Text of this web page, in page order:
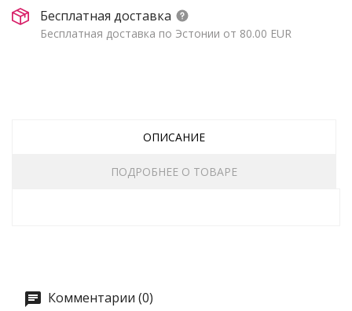
Бесплатная доставка
Бесплатная доставка по Эстонии от 80.00 EUR
ОПИСАНИЕ
ПОДРОБНЕЕ О ТОВАРЕ
Комментарии (0)